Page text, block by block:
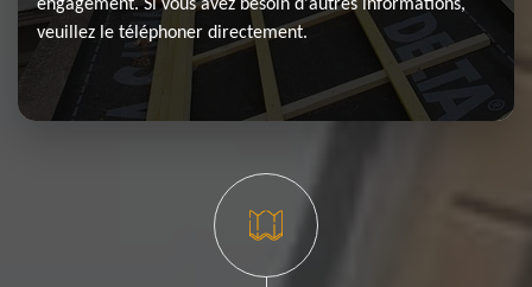
engagement. Si vous avez besoin d'autres informations,
veuillez le téléphoner directement.